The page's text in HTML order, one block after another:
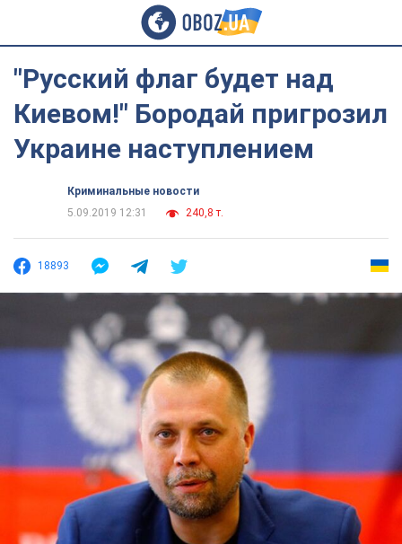
"Русский флаг будет над
Киевом!" Бородай пригрозил
Украине наступлением
Криминальные новости
5.09.2019 12:31
240,8 т.
18893